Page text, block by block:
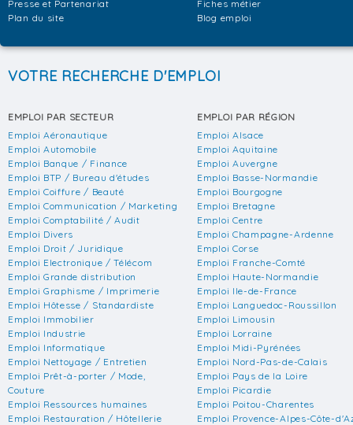
Presse et Partenariat
Plan du site
Fiches métier
Blog emploi
VOTRE RECHERCHE D'EMPLOI
EMPLOI PAR SECTEUR
Emploi Aéronautique
Emploi Automobile
Emploi Banque / Finance
Emploi BTP / Bureau d'études
Emploi Coiffure / Beauté
Emploi Communication / Marketing
Emploi Comptabilité / Audit
Emploi Divers
Emploi Droit / Juridique
Emploi Electronique / Télécom
Emploi Grande distribution
Emploi Graphisme / Imprimerie
Emploi Hôtesse / Standardiste
Emploi Immobilier
Emploi Industrie
Emploi Informatique
Emploi Nettoyage / Entretien
Emploi Prêt-à-porter / Mode,
Couture
Emploi Ressources humaines
Emploi Restauration / Hôtellerie
EMPLOI PAR RÉGION
Emploi Alsace
Emploi Aquitaine
Emploi Auvergne
Emploi Basse-Normandie
Emploi Bourgogne
Emploi Bretagne
Emploi Centre
Emploi Champagne-Ardenne
Emploi Corse
Emploi Franche-Comté
Emploi Haute-Normandie
Emploi Ile-de-France
Emploi Languedoc-Roussillon
Emploi Limousin
Emploi Lorraine
Emploi Midi-Pyrénées
Emploi Nord-Pas-de-Calais
Emploi Pays de la Loire
Emploi Picardie
Emploi Poitou-Charentes
Emploi Provence-Alpes-Côte-